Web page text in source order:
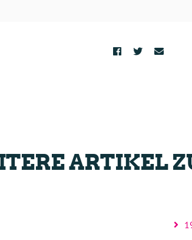
ARTIKEL